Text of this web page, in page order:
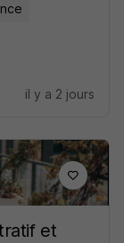
il y a 2 jours
et